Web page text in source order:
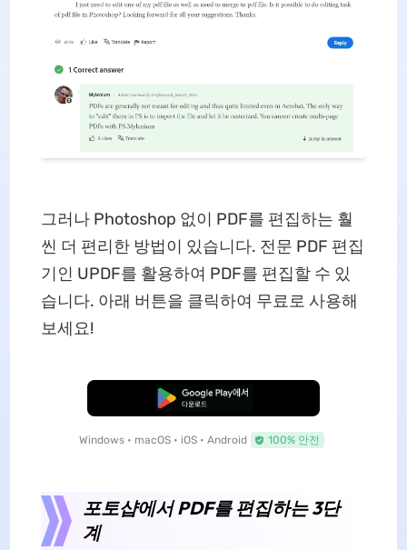
그러나 Photoshop 없이 PDF를 편집하는 훨
씬 더 편리한 방법이 있습니다. 전문 PDF 편집
기인 UPDF를 활용하여 PDF를 편집할 수 있
습니다. 아래 버튼을 클릭하여 무료로 사용해
보세요!
무료로 다운로드
Windows • macOS • iOS • Android 100% 안전
포토샵에서 PDF를 편집하는 3단
계